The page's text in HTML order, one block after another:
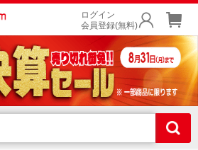
ログイン
会員登録(無料)